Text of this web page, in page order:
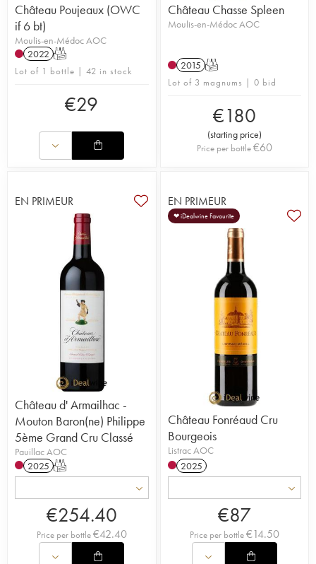
Château Poujeaux (OWC
if 6 bt)
Moulis-en-Médoc AOC
2022 T
Lot of 1 bottle | 42 in stock
€29
Château Chasse Spleen
Moulis-en-Médoc AOC
2015 T
Lot of 3 magnums | 0 bid
€180
(starting price)
Price per bottle€60
EN PRIMEUR
Château d' Armailhac -
Mouton Baron(ne) Philippe
5ème Grand Cru Classé
Pauillac AOC
2025 T
€254.40
Price per bottle€42.40
EN PRIMEUR
❤ iDealwine Favourite
Château Fonréaud Cru
Bourgeois
Listrac AOC
2025
€87
Price per bottle€14.50